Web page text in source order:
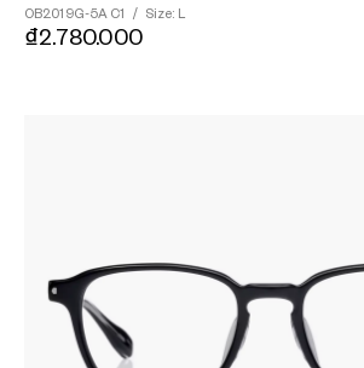
OB2019G-5A C1 / Size: L
₫2.780.000